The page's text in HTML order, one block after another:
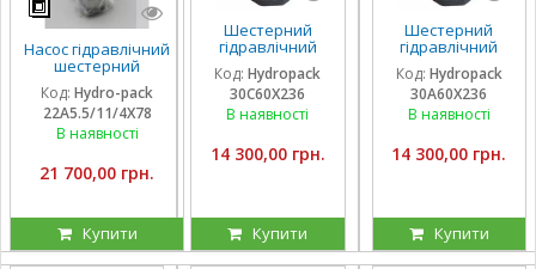
Насос гідравлічний
шестерний
тандемний Hydro-
pack
22A5.5/11/4X780DSS
для CLAAS
Код: Hydro-pack
22A5.5/11/4X78
В наявності
21 700,00 грн.
Купити
Шестерний
гідравлічний
насос Hydropack
30C60X236 (60
см3) правого
обертання
Код: Hydropack
30C60X236
В наявності
14 300,00 грн.
Купити
Шестерний
гідравлічний
насос Hydropack
30A60X236 (60
см3) лівого
обертання
Код: Hydropack
30A60X236
В наявності
14 300,00 грн.
Купити